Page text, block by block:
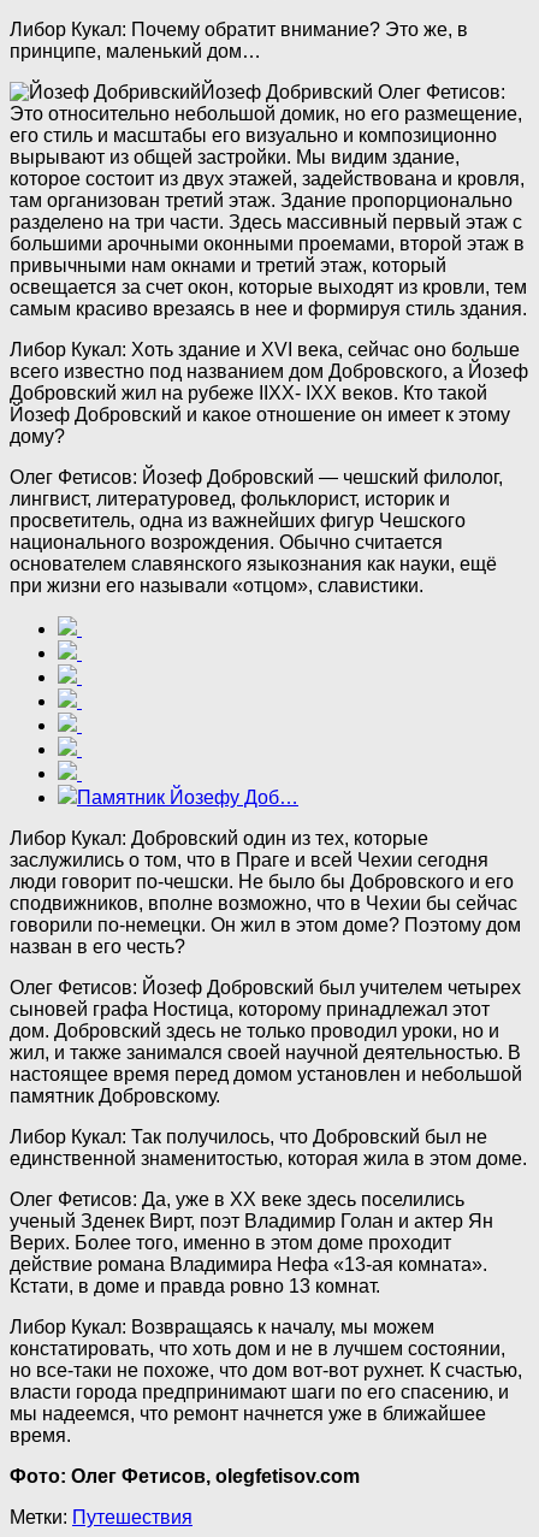
Либор Кукал: Почему обратит внимание? Это же, в
принципе, маленький дом…
Йозеф Добривский Олег Фетисов:
Это относительно небольшой домик, но его размещение,
его стиль и масштабы его визуально и композиционно
вырывают из общей застройки. Мы видим здание,
которое состоит из двух этажей, задействована и кровля,
там организован третий этаж. Здание пропорционально
разделено на три части. Здесь массивный первый этаж с
большими арочными оконными проемами, второй этаж в
привычными нам окнами и третий этаж, который
освещается за счет окон, которые выходят из кровли, тем
самым красиво врезаясь в нее и формируя стиль здания.
Либор Кукал: Хоть здание и XVI века, сейчас оно больше
всего известно под названием дом Добровского, а Йозеф
Добровский жил на рубеже IIXX- IXX веков. Кто такой
Йозеф Добровский и какое отношение он имеет к этому
дому?
Олег Фетисов: Йозеф Добровский — чешский филолог,
лингвист, литературовед, фольклорист, историк и
просветитель, одна из важнейших фигур Чешского
национального возрождения. Обычно считается
основателем славянского языкознания как науки, ещё
при жизни его называли «отцом», славистики.
Памятник Йозефу Доб…
Либор Кукал: Добровский один из тех, которые
заслужились о том, что в Праге и всей Чехии сегодня
люди говорит по-чешски. Не было бы Добровского и его
сподвижников, вполне возможно, что в Чехии бы сейчас
говорили по-немецки. Он жил в этом доме? Поэтому дом
назван в его честь?
Олег Фетисов: Йозеф Добровский был учителем четырех
сыновей графа Ностица, которому принадлежал этот
дом. Добровский здесь не только проводил уроки, но и
жил, и также занимался своей научной деятельностью. В
настоящее время перед домом установлен и небольшой
памятник Добровскому.
Либор Кукал: Так получилось, что Добровский был не
единственной знаменитостью, которая жила в этом доме.
Олег Фетисов: Да, уже в XX веке здесь поселились
ученый Зденек Вирт, поэт Владимир Голан и актер Ян
Верих. Более того, именно в этом доме проходит
действие романа Владимира Нефа «13-ая комната».
Кстати, в доме и правда ровно 13 комнат.
Либор Кукал: Возвращаясь к началу, мы можем
констатировать, что хоть дом и не в лучшем состоянии,
но все-таки не похоже, что дом вот-вот рухнет. К счастью,
власти города предпринимают шаги по его спасению, и
мы надеемся, что ремонт начнется уже в ближайшее
время.
Фото: Олег Фетисов, olegfetisov.com
Метки: Путешествия